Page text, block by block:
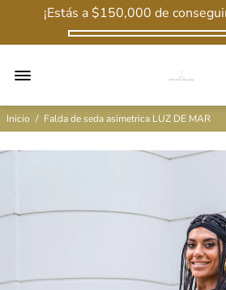
¡Estás a $150,000 de
Inicio / Falda de seda asimetrica LUZ DE MAR